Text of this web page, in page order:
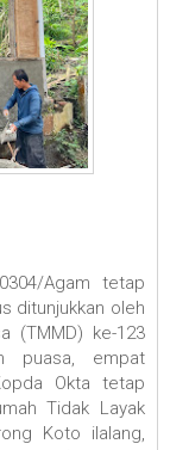
Agam tetap
ditunjukkan oleh
(TMMD) ke-123
puasa, empat
Okta tetap
Tidak Layak
Koto ilalang,